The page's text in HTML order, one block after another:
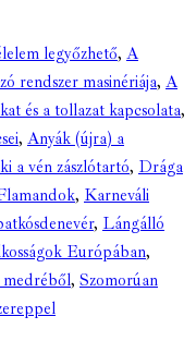
legyőzhető, A
rendszer masinériája, A
és a tollazat kapcsolata,
, Anyák (újra) a
a vén zászlótartó, Drága
, Karneváli
, Lángálló
Európában,
, Szomorúan